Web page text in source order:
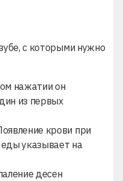
с которыми нужно
нажатии он
из первых
крови при
еды указывает на
десен